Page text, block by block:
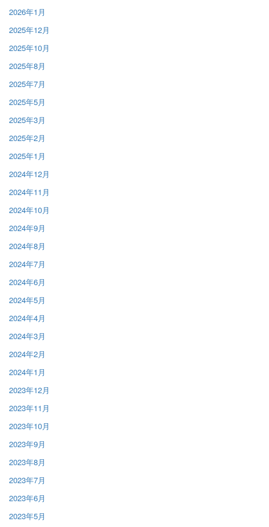
2026年1月
2025年12月
2025年10月
2025年8月
2025年7月
2025年5月
2025年3月
2025年2月
2025年1月
2024年12月
2024年11月
2024年10月
2024年9月
2024年8月
2024年7月
2024年6月
2024年5月
2024年4月
2024年3月
2024年2月
2024年1月
2023年12月
2023年11月
2023年10月
2023年9月
2023年8月
2023年7月
2023年6月
2023年5月